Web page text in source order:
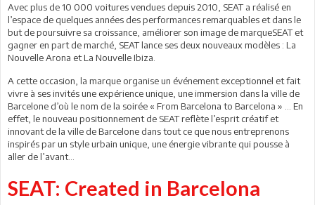
Avec plus de 10 000 voitures vendues depuis 2010, SEAT a réalisé en
l’espace de quelques années des performances remarquables et dans le
but de poursuivre sa croissance, améliorer son image de marqueSEAT et
gagner en part de marché, SEAT lance ses deux nouveaux modèles : La
Nouvelle Arona et La Nouvelle Ibiza.
A cette occasion, la marque organise un événement exceptionnel et fait
vivre à ses invités une expérience unique, une immersion dans la ville de
Barcelone d’où le nom de la soirée « From Barcelona to Barcelona » ... En
effet, le nouveau positionnement de SEAT reflète l’esprit créatif et
innovant de la ville de Barcelone dans tout ce que nous entreprenons
inspirés par un style urbain unique, une énergie vibrante qui pousse à
aller de l’avant...
SEAT: Created in Barcelona